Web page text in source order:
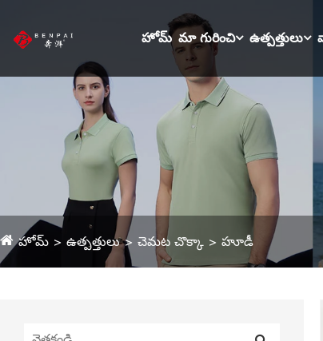
హోమ్ మా గురించి ఉత్పత్తులు
హోమ్ ఉత్పత్తులు చెమట చొక్కా హూడీ